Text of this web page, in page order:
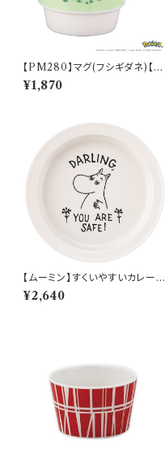
【PM280】マグ(フシギダネ)【D
aily Sketch】PM281-11
¥1,870
【ムーミン】すくいやすいカレー皿
（ムーミン）【MM9000】MM9
001-320
¥2,640